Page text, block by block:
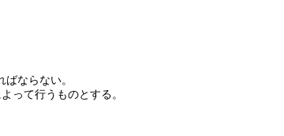
ならない。
って行うものとする。